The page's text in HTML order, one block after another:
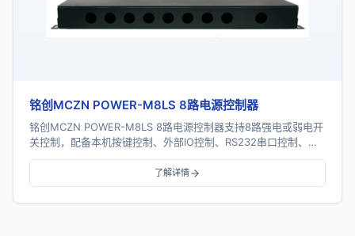
铭创MCZN POWER-M8LS 8路电源控制器
铭创MCZN POWER-M8LS 8路电源控制器支持8路强电或弱电开
关控制，配备本机按键控制、外部IO控制、RS232串口控制、
RS485总线控制及TCP/I...
了解详情